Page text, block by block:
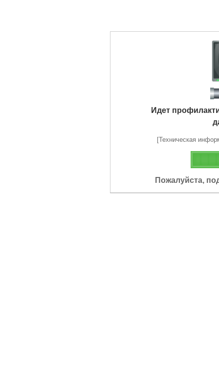
Идет
[Техническая
Пожалуйста,